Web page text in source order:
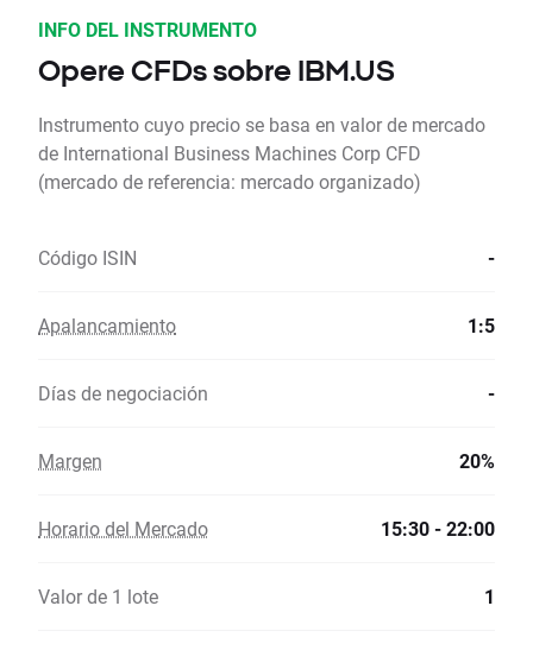
INFO DEL INSTRUMENTO
Opere CFDs sobre IBM.US
Instrumento cuyo precio se basa en valor de mercado
de International Business Machines Corp CFD
(mercado de referencia: mercado organizado)
Código ISIN -
Apalancamiento 1:5
Días de negociación -
Margen 20%
Horario del Mercado 15:30 - 22:00
Valor de 1 lote 1